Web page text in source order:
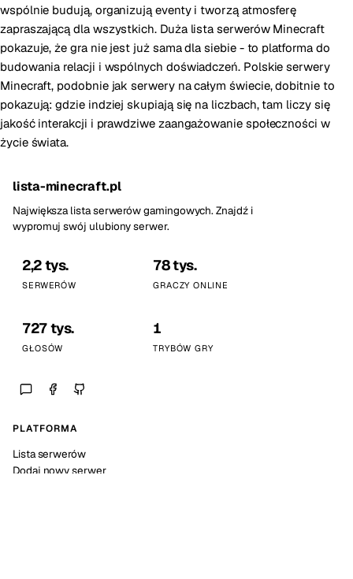
wspólnie budują, organizują eventy i tworzą atmosferę
zapraszającą dla wszystkich. Duża lista serwerów Minecraft
pokazuje, że gra nie jest już sama dla siebie - to platforma do
budowania relacji i wspólnych doświadczeń. Polskie serwery
Minecraft, podobnie jak serwery na całym świecie, dobitnie to
pokazują: gdzie indziej skupiają się na liczbach, tam liczy się
jakość interakcji i prawdziwe zaangażowanie społeczności w
życie świata.
lista-minecraft.pl
Największa lista serwerów gamingowych. Znajdź i
wypromuj swój ulubiony serwer.
2,2 tys.
SERWERÓW
78 tys.
GRACZY ONLINE
727 tys.
GŁOSÓW
1
TRYBÓW GRY
PLATFORMA
Lista serwerów
Dodaj nowy serwer